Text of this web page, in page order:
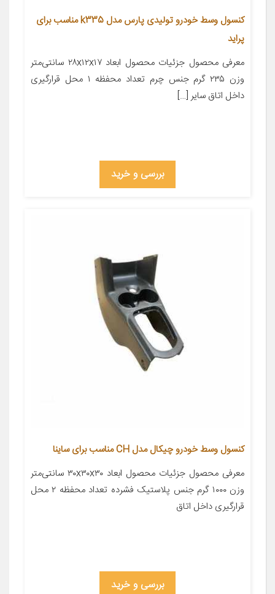
کنسول وسط خودرو تولیدی پارس مدل k335 مناسب برای
پراید
معرفی محصول جزئیات محصول ابعاد ۲۸x۱۲x۱۷ سانتی‌متر
وزن ۲۳۵ گرم جنس چرم تعداد محفظه ۱ محل قرارگیری
داخل اتاق سایر […]
بررسی و خرید
کنسول وسط خودرو چیکال مدل CH مناسب برای ساینا
معرفی محصول جزئیات محصول ابعاد ۳۰x۳۰x۳۰ سانتی‌متر
وزن ۱۰۰۰ گرم جنس پلاستیک فشرده تعداد محفظه ۲ محل
قرارگیری داخل اتاق
بررسی و خرید